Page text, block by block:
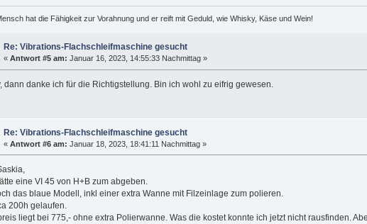
hat die Fähigkeit zur Vorahnung und er reift mit Geduld, wie Whisky, Käse und Wein!
Re: Vibrations-Flachschleifmaschine gesucht
« Antwort #5 am: Januar 16, 2023, 14:55:33 Nachmittag »
dann danke ich für die Richtigstellung. Bin ich wohl zu eifrig gewesen.
Re: Vibrations-Flachschleifmaschine gesucht
« Antwort #6 am: Januar 18, 2023, 18:41:11 Nachmittag »
eine VI 45 von H+B zum abgeben.
das blaue Modell, inkl einer extra Wanne mit Filzeinlage zum polieren.
200h gelaufen.
liegt bei 775,- ohne extra Polierwanne. Was die kostet konnte ich jetzt nicht rausfinden.